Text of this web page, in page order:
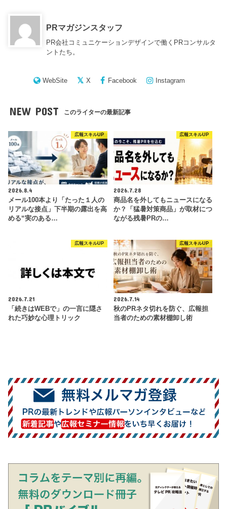
PRマガジンスタッフ
PR会社コミュニケーションデザインで働くPRコンサルタ
ントたち。
WebSite X Facebook Instagram
NEW POST このライターの最新記事
広報スキルUP
2026.8.4
メール100本より「たった１人の
リアルな接点」下半期の露出を高
める“実のある…
広報スキルUP
2026.7.28
商品名を外してもニュースになる
か？「猛暑対策商品」が取材につ
ながる残暑PRの…
広報スキルUP
2026.7.21
「続きはWEBで」の一言に隠さ
れた巧妙な心理トリック
広報スキルUP
2026.7.14
秋のPRネタ切れを防ぐ、広報担
当者のための素材棚卸し術